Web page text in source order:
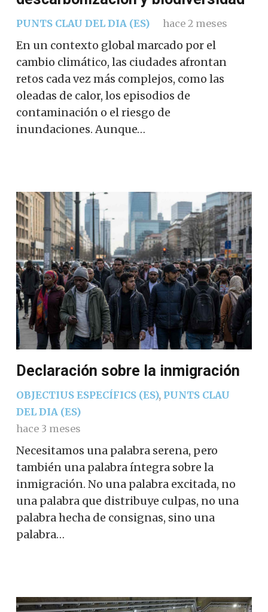
PUNTS CLAU DEL DIA (ES) hace 2 meses
En un contexto global marcado por el
cambio climático, las ciudades afrontan
retos cada vez más complejos, como las
oleadas de calor, los episodios de
contaminación o el riesgo de
inundaciones. Aunque…
Declaración sobre la inmigración
OBJECTIUS ESPECÍFICS (ES), PUNTS CLAU
DEL DIA (ES)
hace 3 meses
Necesitamos una palabra serena, pero
también una palabra íntegra sobre la
inmigración. No una palabra excitada, no
una palabra que distribuye culpas, no una
palabra hecha de consignas, sino una
palabra…